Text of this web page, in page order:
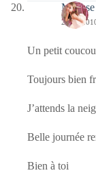
Mousse
26/11/
Un petit
Toujours bien
J’attends la
Belle journée
Bien à toi